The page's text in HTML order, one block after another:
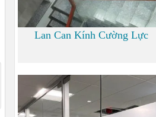
Lan Can Kính Cường Lực
700 đ